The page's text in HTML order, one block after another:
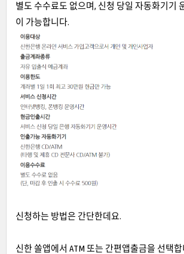
별도 수수료도 없으며, 신청 당일 자동화기기
이 가능합니다.
신청하는 방법은 간단한데요.
신한 쏠앱에서 ATM 또는 간편앱출금을 선택합